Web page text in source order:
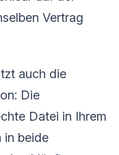
Vertrag
auch die
Die
Datei in Ihrem
in beide